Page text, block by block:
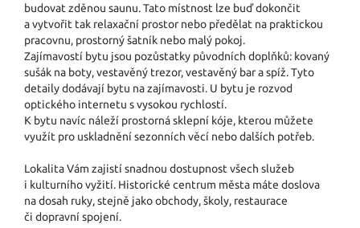
budovat zděnou saunu. Tato místnost lze buď dokončit
a vytvořit tak relaxační prostor nebo předělat na praktickou
pracovnu, prostorný šatník nebo malý pokoj.
Zajímavostí bytu jsou pozůstatky původních doplňků: kovaný
sušák na boty, vestavěný trezor, vestavěný bar a spíž. Tyto
detaily dodávají bytu na zajímavosti. U bytu je rozvod
optického internetu s vysokou rychlostí.
K bytu navíc náleží prostorná sklepní kóje, kterou můžete
využít pro uskladnění sezonních věcí nebo dalších potřeb.
Lokalita Vám zajistí snadnou dostupnost všech služeb
i kulturního vyžití. Historické centrum města máte doslova
na dosah ruky, stejně jako obchody, školy, restaurace
či dopravní spojení.